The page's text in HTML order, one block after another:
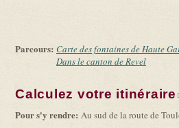
Parcours: Carte des fontaines de Haute
Dans le canton de Revel
Calculez votre itinéraire
Pour s'y rendre: Au sud de la route de